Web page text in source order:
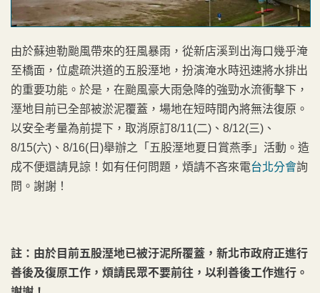
由於蘇迪勒颱風帶來的狂風暴雨，從新店溪到出海口幾乎淹
至橋面，位處疏洪道的五股溼地，扮演淹水時迅速將水排出
的重要功能。於是，在颱風豪大雨急降的強勁水流衝擊下，
溼地目前已全部被淤泥覆蓋，場地在短時間內將無法復原。
以安全考量為前提下，取消原訂8/11(二)、8/12(三)、
8/15(六)、8/16(日)舉辦之「五股溼地夏日賞燕季」活動。造
成不便還請見諒！如有任何問題，煩請不吝來電台北分會詢
問。謝謝！
註：由於目前五股溼地已被汙泥所覆蓋，新北市政府正進行
善後及復原工作，煩請民眾不要前往，以利善後工作進行。